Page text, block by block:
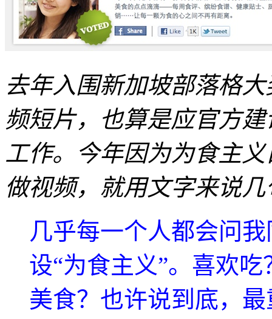
去年入围新加坡部落格
频短片，也算是应官方
工作。今年因为为食主
做视频，就用文字来说
几乎每一个人都会问
设“为食主义”。喜欢
美食？也许说到底，